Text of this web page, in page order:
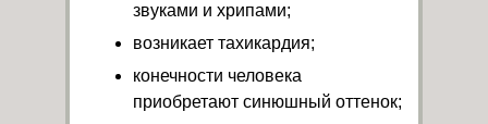
звуками и хрипами;
возникает тахикардия;
конечности человека
приобретают синюшный оттенок;